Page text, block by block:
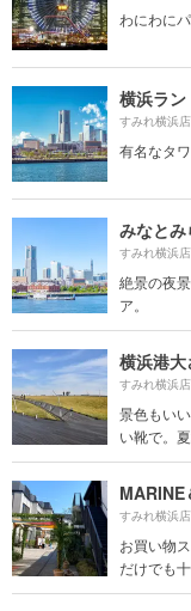
わにわに
横浜ラ
すみれ横浜
有名なタワ
みなとみ
すみれ横浜
絶景の夜
ア。
横浜港大
すみれ横浜
景色もい
い靴で。
すみれ横浜
お買い物
だけでも